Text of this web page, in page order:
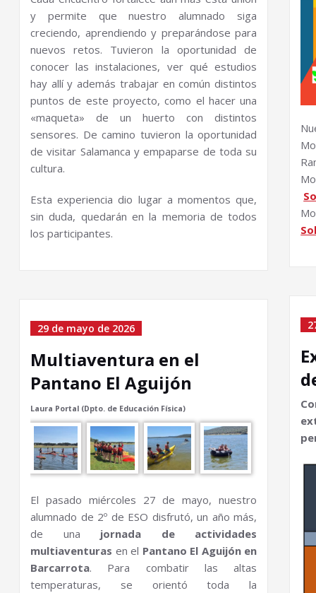
y permite que nuestro alumnado siga
creciendo, aprendiendo y preparándose para
nuevos retos. Tuvieron la oportunidad de
conocer las instalaciones, ver qué estudios
hay allí y además trabajar en común distintos
puntos de este proyecto, como el hacer una
«maqueta» de un huerto con distintos
sensores. De camino tuvieron la oportunidad
de visitar Salamanca y empaparse de toda su
cultura.
Esta experiencia dio lugar a momentos que,
sin duda, quedarán en la memoria de todos
los participantes.
29 de mayo de 2026
Multiaventura en el
Pantano El Aguijón
Laura Portal (Dpto. de Educación Física)
El pasado miércoles 27 de mayo, nuestro
alumnado de 2º de ESO disfrutó, un año más,
de una jornada de actividades
multiaventuras en el Pantano El Aguijón en
Barcarrota. Para combatir las altas
temperaturas, se orientó toda la